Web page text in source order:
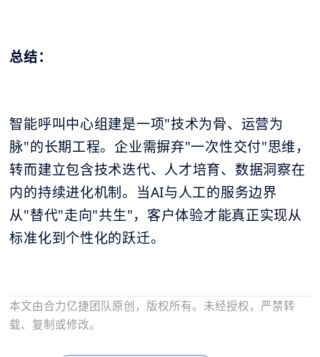
总结：
智能呼叫中心组建是一项"技术为骨、运营为
脉"的长期工程。企业需摒弃"一次性交付"思维，
转而建立包含技术迭代、人才培育、数据洞察在
内的持续进化机制。当AI与人工的服务边界
从"替代"走向"共生"，客户体验才能真正实现从
标准化到个性化的跃迁。
本文由合力亿捷团队原创，版权所有。未经授权，严禁转
载、复制或修改。